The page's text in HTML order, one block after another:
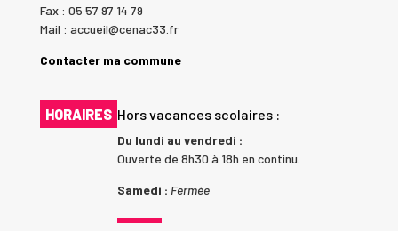
Fax : 05 57 97 14 79
Mail : accueil@cenac33.fr
Contacter ma commune
HORAIRES Hors vacances scolaires :
Du lundi au vendredi :
Ouverte de 8h30 à 18h en continu.
Samedi : Fermée